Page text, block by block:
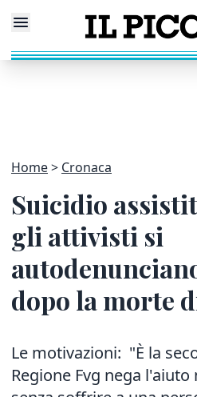
Home Cronaca
Suicidio
gli attivisti si
dopo la morte
Le motivazioni: "È la
Regione Fvg nega